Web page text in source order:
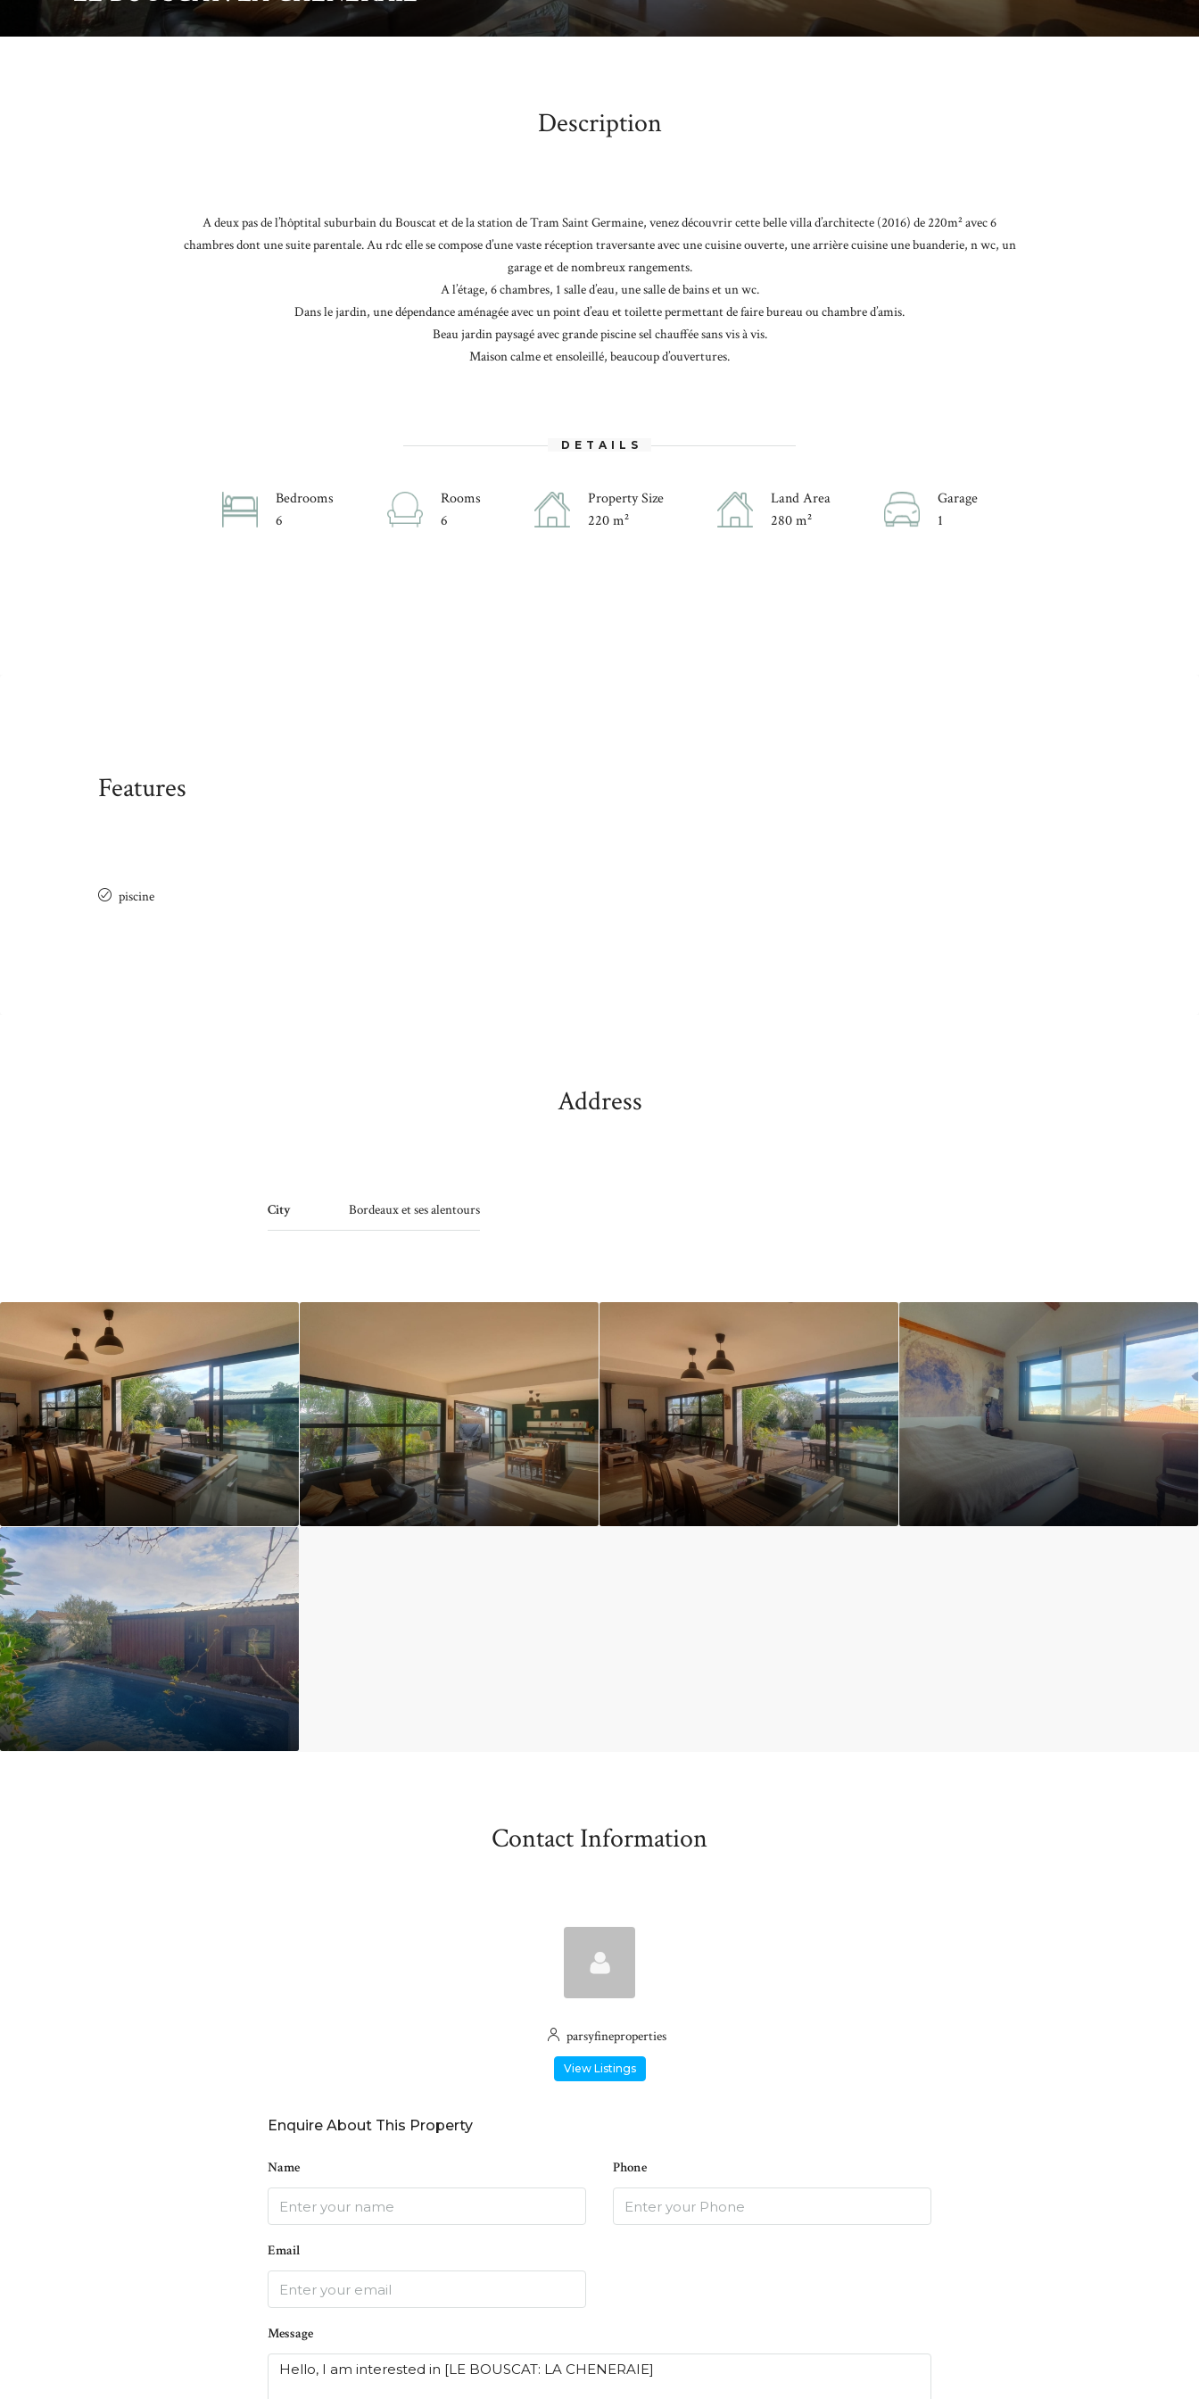
Description
A deux pas de l’hôptital suburbain du Bouscat et de la station de Tram Saint Germaine, venez découvrir cette belle villa d’architecte (2016) de 220m² avec 6
chambres dont une suite parentale. Au rdc elle se compose d’une vaste réception traversante avec une cuisine ouverte, une arrière cuisine une buanderie, n wc, un
garage et de nombreux rangements.
A l’étage, 6 chambres, 1 salle d’eau, une salle de bains et un wc.
Dans le jardin, une dépendance aménagée avec un point d’eau et toilette permettant de faire bureau ou chambre d’amis.
Beau jardin paysagé avec grande piscine sel chauffée sans vis à vis.
Maison calme et ensoleillé, beaucoup d’ouvertures.
DETAILS
Bedrooms
6
Rooms
6
Property Size
220 m²
Land Area
280 m²
Garage
1
Features
piscine
Address
City Bordeaux et ses alentours
Contact Information
parsyfineproperties
View Listings
Enquire About This Property
Name Phone
Email
Message